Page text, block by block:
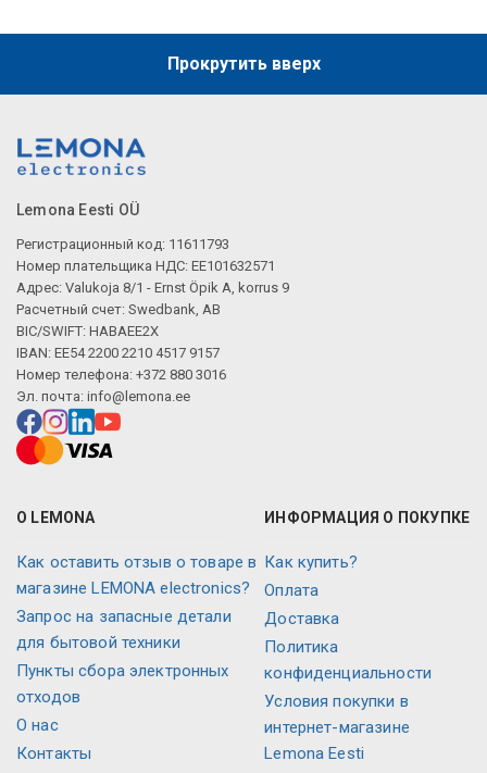
Прокрутить вверх
Lemona Eesti OÜ
Регистрационный код: 11611793
Номер плательщика НДС: EE101632571
Адрес: Valukoja 8/1 - Ernst Öpik A, korrus 9
Расчетный счет: Swedbank, AB
BIC/SWIFT: HABAEE2X
IBAN: EE54 2200 2210 4517 9157
Номер телефона: +372 880 3016
Эл. почта: info@lemona.ee
О LEMONA
Как оставить отзыв о товаре в
магазине LEMONA electronics?
Запрос на запасные детали
для бытовой техники
Пункты сбора электронных
отходов
О нас
Контакты
ИНФОРМАЦИЯ О ПОКУПКЕ
Как купить?
Оплата
Доставка
Политика
конфиденциальности
Условия покупки в
интернет-магазине
Lemona Eesti